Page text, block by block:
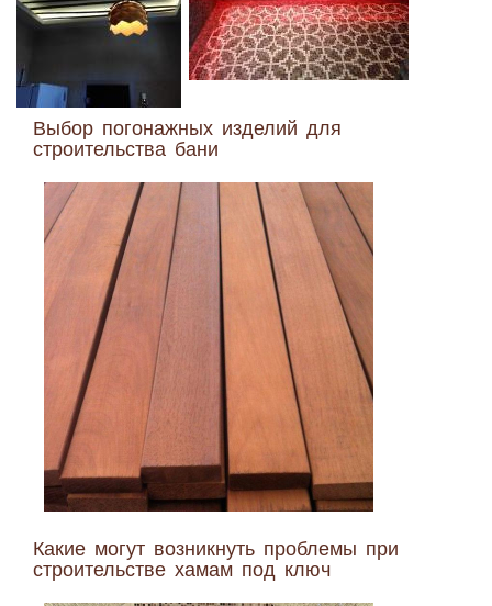
Выбор погонажных изделий для
строительства бани
Какие могут возникнуть проблемы при
строительстве хамам под ключ